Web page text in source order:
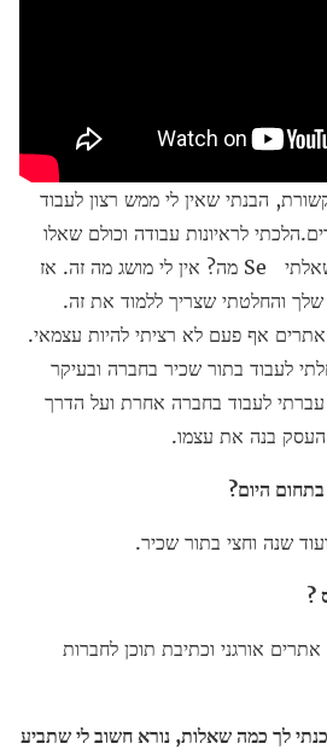
הבנתי שאין לי ממש רצון לעבוד
לראיונות עבודה וכולם שאלו
אותי אם אני יודע SEO. שאלתי Se מה? אין לי מושג מה זה. אז
והחלטתי שצריך ללמוד את זה.
אתרים אף פעם לא רציתי להיות עצמאי.
לעבוד בתור שכיר בחברה ובעיקר
לעבוד בחברה אחרת ועל הדרך
בנה את עצמו.
בתחום היום?
שנה וחצי בתור שכיר.
?
אורגני וכתיבת תוכן לחברות
לך כמה שאלות, נורא חשוב לי שתביע